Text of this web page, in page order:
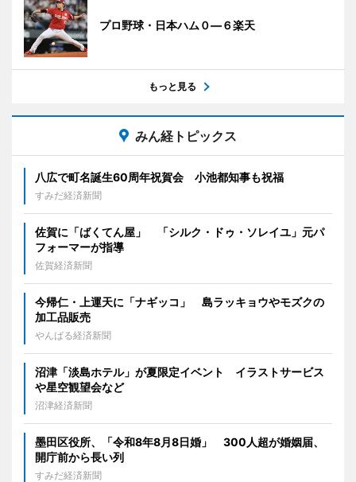
プロ野球・日本ハム０―６楽天
もっと見る
みん経トピックス
八広で町名誕生60周年祝賀会 小池都知事も祝福
すみだ経済新聞
佐賀に「ばくてん屋」 「シルク・ドゥ・ソレイユ」元パ
フォーマーが指導
佐賀経済新聞
今帰仁・上運天に「ナギッコ」 島ラッキョウやモズクの
加工品販売
やんばる経済新聞
沼津「淡島ホテル」が夏限定イベント イラストサービス
や星空観望会など
沼津経済新聞
墨田区役所、「令和8年8月8日婚」 300人超が婚姻届、
開庁前から長い列
すみだ経済新聞